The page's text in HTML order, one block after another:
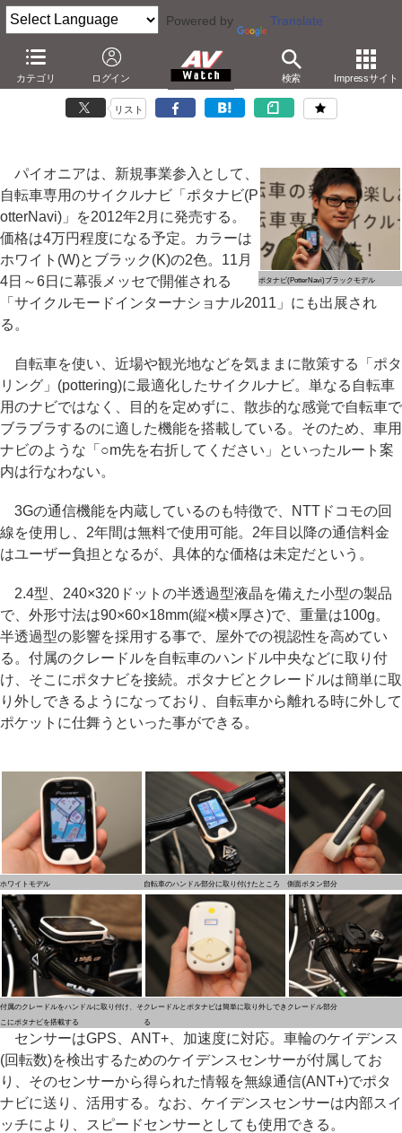
Powered by Translate
カテゴリ ログイン 検索 Impressサイト
パイオニア、自転車用ナビ参入。「ポタナビ」発表
－3G通信2年間無料。自由な自転車散策に最適化
リスト
ポタナビ(PotterNavi)ブラックモデル
パイオニアは、新規事業参入として、
自転車専用のサイクルナビ「ポタナビ(P
otterNavi)」を2012年2月に発売する。
価格は4万円程度になる予定。カラーは
ホワイト(W)とブラック(K)の2色。11月
4日～6日に幕張メッセで開催される
「サイクルモードインターナショナル2011」にも出展され
る。
自転車を使い、近場や観光地などを気ままに散策する「ポタ
リング」(pottering)に最適化したサイクルナビ。単なる自転車
用のナビではなく、目的を定めずに、散歩的な感覚で自転車で
ブラブラするのに適した機能を搭載している。そのため、車用
ナビのような「○m先を右折してください」といったルート案
内は行なわない。
3Gの通信機能を内蔵しているのも特徴で、NTTドコモの回
線を使用し、2年間は無料で使用可能。2年目以降の通信料金
はユーザー負担となるが、具体的な価格は未定だという。
2.4型、240×320ドットの半透過型液晶を備えた小型の製品
で、外形寸法は90×60×18mm(縦×横×厚さ)で、重量は100g。
半透過型の影響を採用する事で、屋外での視認性を高めてい
る。付属のクレードルを自転車のハンドル中央などに取り付
け、そこにポタナビを接続。ポタナビとクレードルは簡単に取
り外しできるようになっており、自転車から離れる時に外して
ポケットに仕舞うといった事ができる。
ホワイトモデル 自転車のハンドル部分に取り付けたところ 側面ボタン部分
付属のクレードルをハンドルに取り付け、そ
こにポタナビを搭載する
クレードルとポタナビは簡単に取り外しでき
る
クレードル部分
センサーはGPS、ANT+、加速度に対応。車輪のケイデンス
(回転数)を検出するためのケイデンスセンサーが付属してお
り、そのセンサーから得られた情報を無線通信(ANT+)でポタ
ナビに送り、活用する。なお、ケイデンスセンサーは内部スイ
ッチにより、スピードセンサーとしても使用できる。